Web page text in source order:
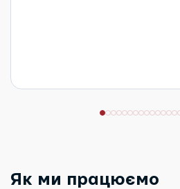
Як ми працюємо